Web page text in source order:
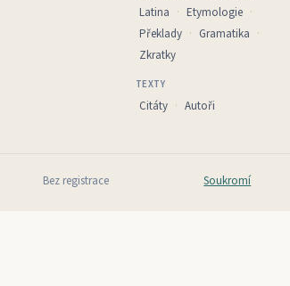
Latina
Etymologie
Překlady
Gramatika
Zkratky
TEXTY
Citáty Autoři
Bez registrace Soukromí